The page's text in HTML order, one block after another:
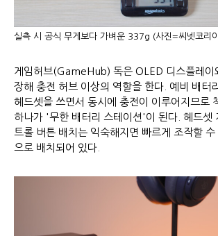
실측 시 공식 무게보다 가벼운 337g (사진=씨넷코리
게임허브(GameHub) 독은 OLED 디스플레이
장해 충전 허브 이상의 역할을 한다. 예비 배터
헤드셋을 쓰면서 동시에 충전이 이루어지므로
하나가 '무한 배터리 스테이션'이 된다. 헤드셋
트롤 버튼 배치는 익숙해지면 빠르게 조작할 수
으로 배치되어 있다.